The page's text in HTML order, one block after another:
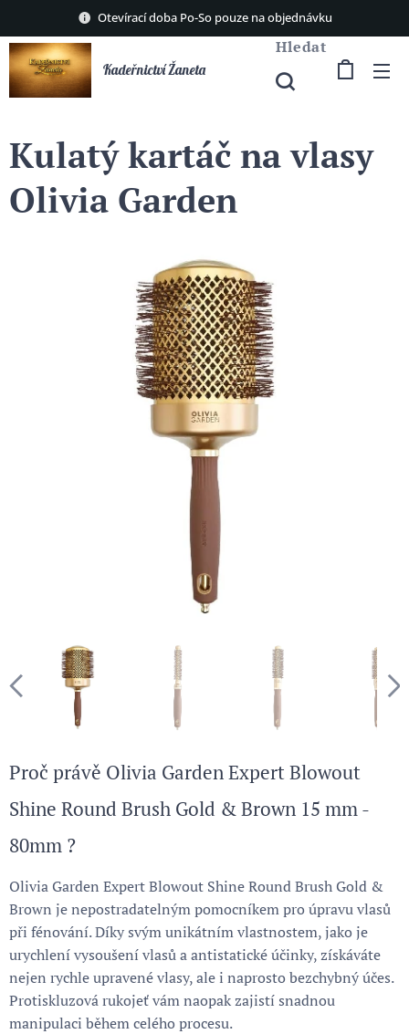
Otevírací doba Po-So pouze na objednávku
Kadeřnictví Žaneta
Hledat
Kulatý kartáč na vlasy
Olivia Garden
Proč právě Olivia Garden Expert Blowout
Shine Round Brush Gold & Brown 15 mm -
80mm ?
Olivia Garden Expert Blowout Shine Round Brush Gold &
Brown je nepostradatelným pomocníkem pro úpravu vlasů
při fénování. Díky svým unikátním vlastnostem, jako je
urychlení vysoušení vlasů a antistatické účinky, získáváte
nejen rychle upravené vlasy, ale i naprosto bezchybný účes.
Protiskluzová rukojeť vám naopak zajistí snadnou
manipulaci během celého procesu.